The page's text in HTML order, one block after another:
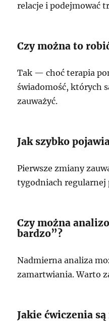
relacje i podejmować
Czy można to
Tak — choć terapia
świadomość, których
zauważyć.
Jak szybko
Pierwsze zmiany
tygodniach regularnej
Czy można
bardzo”?
Nadmierna analiza
zamartwiania. Warto
Jakie ćwiczenia